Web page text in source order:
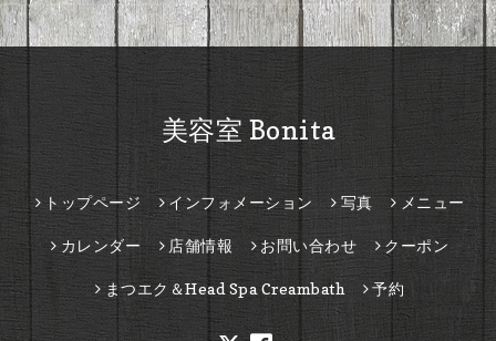
美容室 Bonita
トップページ インフォメーション 写真 メニュー
カレンダー 店舗情報 お問い合わせ クーポン
まつエク＆Head Spa Creambath 予約